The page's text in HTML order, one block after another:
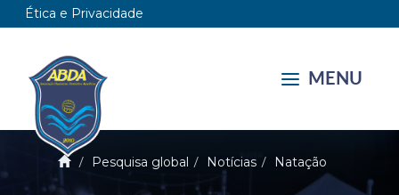
Ética e Privacidade
MENU
Pesquisa global Notícias Natação